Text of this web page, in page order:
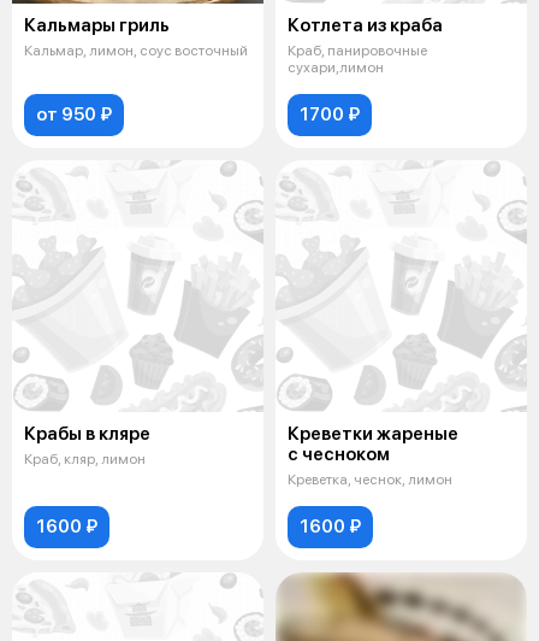
Кальмары гриль
Кальмар, лимон, соус восточный
от 950 ₽
Котлета из краба
Краб, панировочные
сухари,лимон
1700 ₽
Крабы в кляре
Краб, кляр, лимон
1600 ₽
Креветки жареные
с чесноком
Креветка, чеснок, лимон
1600 ₽